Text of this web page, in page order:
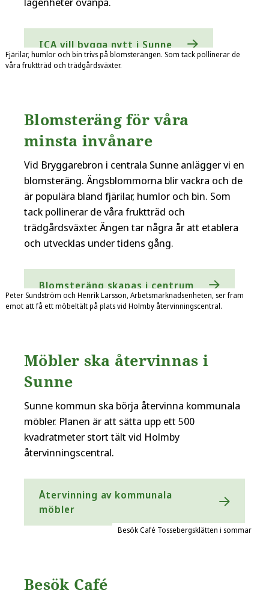
ICA vill bygga nytt i Sunne
Fjärilar, humlor och bin trivs på blomsterängen. Som tack pollinerar de
våra fruktträd och trädgårdsväxter.
Blomsteräng för våra
minsta invånare
Vid Bryggarebron i centrala Sunne anlägger vi en
blomsteräng. Ängsblommorna blir vackra och de
är populära bland fjärilar, humlor och bin. Som
tack pollinerar de våra fruktträd och
trädgårdsväxter. Ängen tar några år att etablera
och utvecklas under tidens gång.
Blomsteräng skapas i centrum
Peter Sundström och Henrik Larsson, Arbetsmarknadsenheten, ser fram
emot att få ett möbeltält på plats vid Holmby återvinningscentral.
Möbler ska återvinnas i
Sunne
Sunne kommun ska börja återvinna kommunala
möbler. Planen är att sätta upp ett 500
kvadratmeter stort tält vid Holmby
återvinningscentral.
Återvinning av kommunala
möbler
Besök Café Tossebergsklätten i sommar
Besök Café